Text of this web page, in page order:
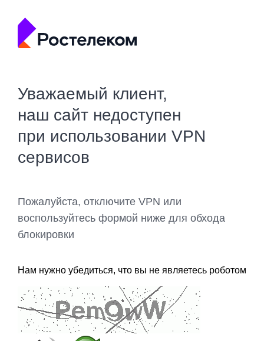
Уважаемый клиент,
наш сайт недоступен
при использовании VPN
сервисов
Пожалуйста, отключите VPN или
воспользуйтесь формой ниже для обхода
блокировки
Нам нужно убедиться, что вы не являетесь роботом